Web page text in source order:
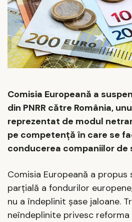
Comisia Europeană a
din PNRR către România,
reprezentat de modul
pe competență în care se
conducerea companiilor de
Comisia Europeană a propus
parțială a fondurilor
nu a îndeplinit șase jaloane.
neîndeplinite privesc reforma